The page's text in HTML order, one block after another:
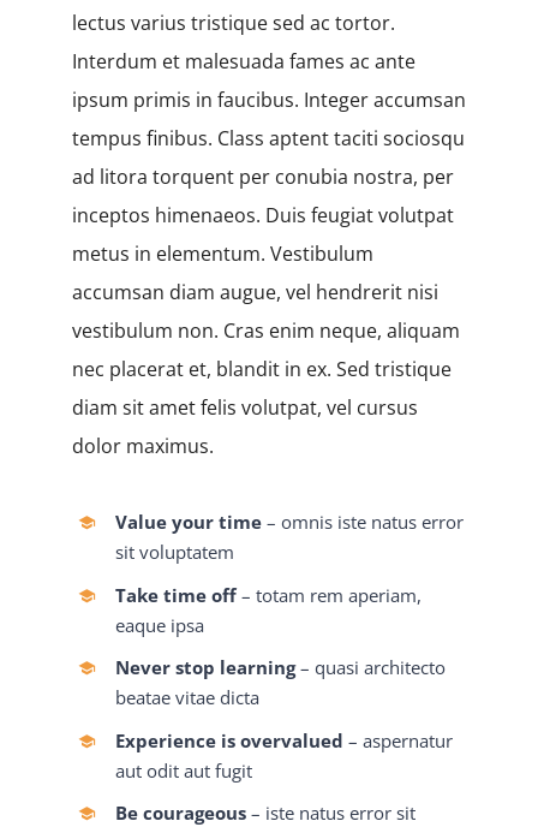
lectus varius tristique sed ac tortor.
Interdum et malesuada fames ac ante
ipsum primis in faucibus. Integer accumsan
tempus finibus. Class aptent taciti sociosqu
ad litora torquent per conubia nostra, per
inceptos himenaeos. Duis feugiat volutpat
metus in elementum. Vestibulum
accumsan diam augue, vel hendrerit nisi
vestibulum non. Cras enim neque, aliquam
nec placerat et, blandit in ex. Sed tristique
diam sit amet felis volutpat, vel cursus
dolor maximus.
Value your time – omnis iste natus error
sit voluptatem
Take time off– totam rem aperiam,
eaque ipsa
Never stop learning– quasi architecto
beatae vitae dicta
Experience is overvalued – aspernatur
aut odit aut fugit
Be courageous – iste natus error sit